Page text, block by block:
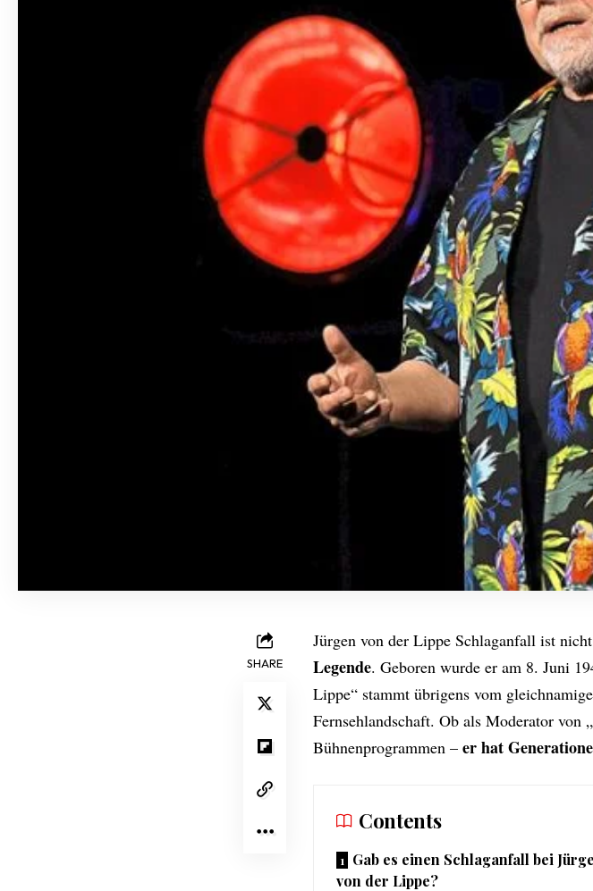
SHARE
Jürgen von der Lippe Schlaganfall ist
Legende. Geboren wurde er am 8. Juni
Lippe“ stammt übrigens vom
Fernsehlandschaft. Ob als Moderator
Bühnenprogrammen – er hat
Contents
Gab es einen Schlaganfall bei
von der Lippe?